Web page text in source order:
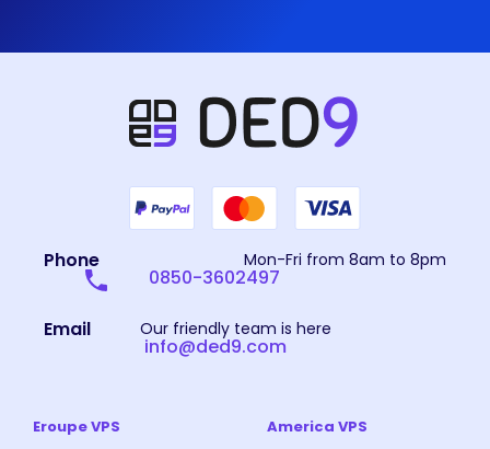
Phone Mon-Fri from 8am to 8pm
0850-3602497
Email Our friendly team is here
info@ded9.com
Eroupe VPS
America VPS